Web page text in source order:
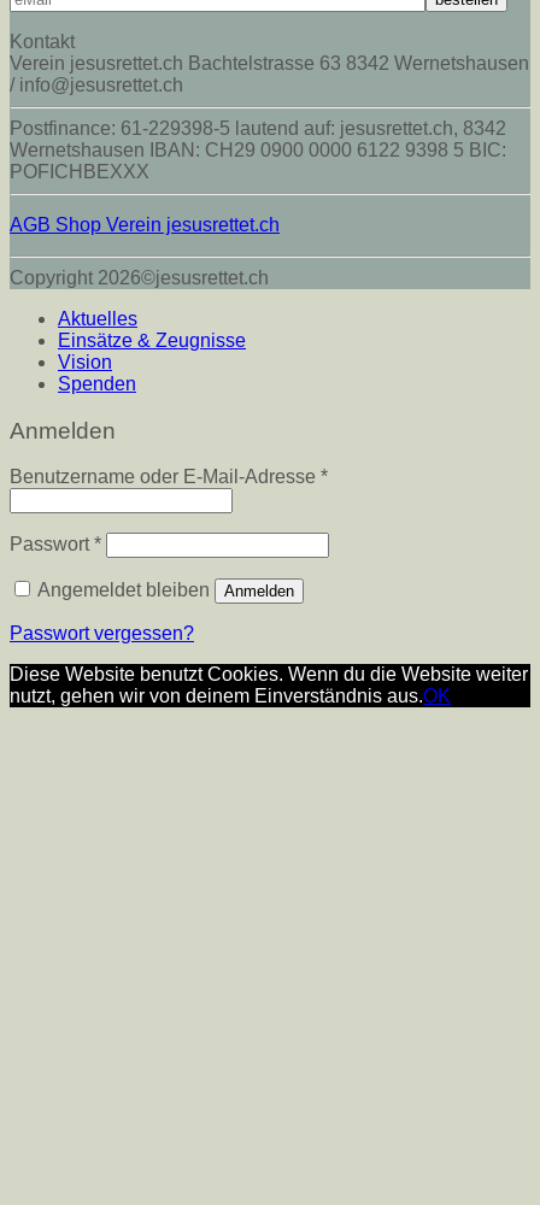
Kontakt
Verein jesusrettet.ch Bachtelstrasse 63 8342 Wernetshausen
/ info@jesusrettet.ch
Postfinance: 61-229398-5 lautend auf: jesusrettet.ch, 8342
Wernetshausen IBAN: CH29 0900 0000 6122 9398 5 BIC:
POFICHBEXXX
AGB Shop Verein jesusrettet.ch
Copyright 2026©jesusrettet.ch
Aktuelles
Einsätze & Zeugnisse
Vision
Spenden
Anmelden
Benutzername oder E-Mail-Adresse *Erforderlich
Passwort*Erforderlich
Angemeldet bleiben Anmelden
Passwort vergessen?
Diese Website benutzt Cookies. Wenn du die Website weiter
nutzt, gehen wir von deinem Einverständnis aus.OK